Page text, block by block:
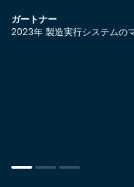
ガートナー
2023年 製造実行システムの